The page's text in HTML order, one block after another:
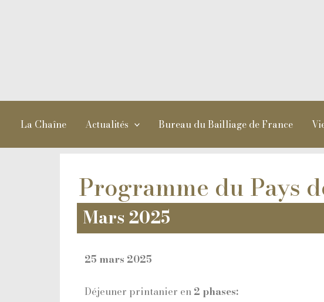
La Chaîne Actualités Bureau du Bailliage de France
Programme du Pays
Mars 2025
25 mars 2025
Déjeuner printanier en2 phases: